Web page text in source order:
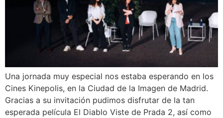
Una jornada muy especial nos estaba esperando en los
Cines Kinepolis, en la Ciudad de la Imagen de Madrid.
Gracias a su invitación pudimos disfrutar de la tan
esperada película El Diablo Viste de Prada 2, así como